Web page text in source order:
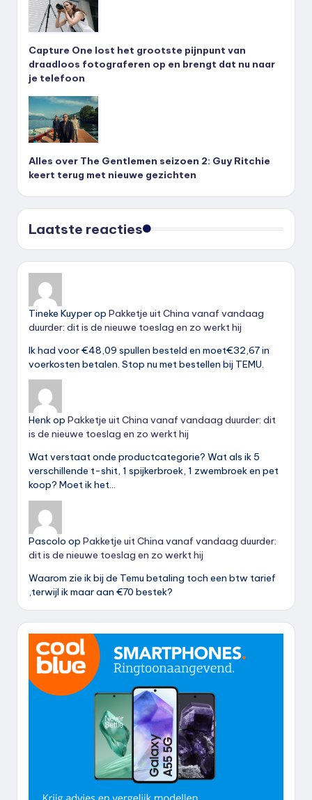
Capture One lost het grootste pijnpunt van
draadloos fotograferen op en brengt dat nu naar
je telefoon
Alles over The Gentlemen seizoen 2: Guy Ritchie
keert terug met nieuwe gezichten
Laatste reacties
Tineke Kuyperop Pakketje uit China vanaf vandaag
duurder: dit is de nieuwe toeslag en zo werkt hij
Ik had voor €48,09 spullen besteld en moet€32,67 in
voerkosten betalen. Stop nu met bestellen bij TEMU.
Henkop Pakketje uit China vanaf vandaag duurder: dit
is de nieuwe toeslag en zo werkt hij
Wat verstaat onde productcategorie? Wat als ik 5
verschillende t-shit, 1 spijkerbroek, 1 zwembroek en pet
koop? Moet ik het…
Pascolo op Pakketje uit China vanaf vandaag duurder:
dit is de nieuwe toeslag en zo werkt hij
Waarom zie ik bij de Temu betaling toch een btw tarief
,terwijl ik maar aan €70 bestek?